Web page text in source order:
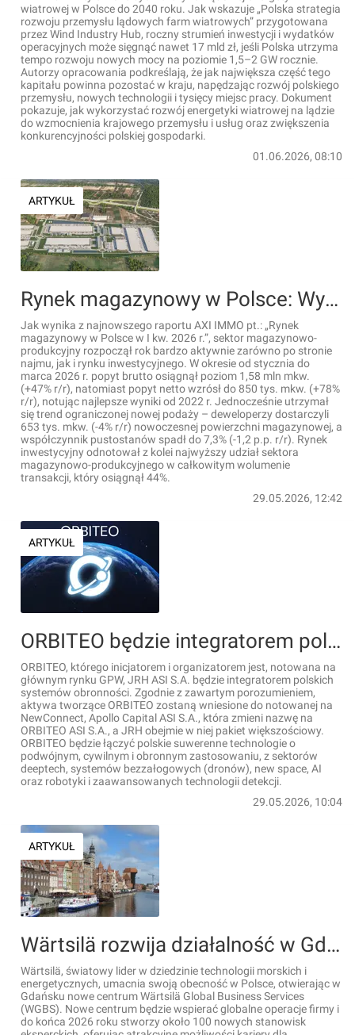
wiatrowej w Polsce do 2040 roku. Jak wskazuje „Polska strategia
rozwoju przemysłu lądowych farm wiatrowych” przygotowana
przez Wind Industry Hub, roczny strumień inwestycji i wydatków
operacyjnych może sięgnąć nawet 17 mld zł, jeśli Polska utrzyma
tempo rozwoju nowych mocy na poziomie 1,5–2 GW rocznie.
Autorzy opracowania podkreślają, że jak największa część tego
kapitału powinna pozostać w kraju, napędzając rozwój polskiego
przemysłu, nowych technologii i tysięcy miejsc pracy. Dokument
pokazuje, jak wykorzystać rozwój energetyki wiatrowej na lądzie
do wzmocnienia krajowego przemysłu i usług oraz zwiększenia
konkurencyjności polskiej gospodarki.
01.06.2026, 08:10
ARTYKUŁ
Rynek magazynowy w Polsce: Wyraźny wzrost nowych umów najmu i ekspansji [RAPORT]
Jak wynika z najnowszego raportu AXI IMMO pt.: „Rynek
magazynowy w Polsce w I kw. 2026 r.”, sektor magazynowo-
produkcyjny rozpoczął rok bardzo aktywnie zarówno po stronie
najmu, jak i rynku inwestycyjnego. W okresie od stycznia do
marca 2026 r. popyt brutto osiągnął poziom 1,58 mln mkw.
(+47% r/r), natomiast popyt netto wzrósł do 850 tys. mkw. (+78%
r/r), notując najlepsze wyniki od 2022 r. Jednocześnie utrzymał
się trend ograniczonej nowej podaży – deweloperzy dostarczyli
653 tys. mkw. (-4% r/r) nowoczesnej powierzchni magazynowej, a
współczynnik pustostanów spadł do 7,3% (-1,2 p.p. r/r). Rynek
inwestycyjny odnotował z kolei najwyższy udział sektora
magazynowo-produkcyjnego w całkowitym wolumenie
transakcji, który osiągnął 44%.
29.05.2026, 12:42
ARTYKUŁ
ORBITEO będzie integratorem polskich systemów obronności. Połączy polskie suwerenne technologie o podwójnym, cywilnym i obronnym zastosowaniu
ORBITEO, którego inicjatorem i organizatorem jest, notowana na
głównym rynku GPW, JRH ASI S.A. będzie integratorem polskich
systemów obronności. Zgodnie z zawartym porozumieniem,
aktywa tworzące ORBITEO zostaną wniesione do notowanej na
NewConnect, Apollo Capital ASI S.A., która zmieni nazwę na
ORBITEO ASI S.A., a JRH obejmie w niej pakiet większościowy.
ORBITEO będzie łączyć polskie suwerenne technologie o
podwójnym, cywilnym i obronnym zastosowaniu, z sektorów
deeptech, systemów bezzałogowych (dronów), new space, AI
oraz robotyki i zaawansowanych technologii detekcji.
29.05.2026, 10:04
ARTYKUŁ
Wärtsilä rozwija działalność w Gdańsku: nowy globalny hub usług biznesowych stworzy 100 stanowisk eksperckich
Wärtsilä, światowy lider w dziedzinie technologii morskich i
energetycznych, umacnia swoją obecność w Polsce, otwierając w
Gdańsku nowe centrum Wärtsilä Global Business Services
(WGBS). Nowe centrum będzie wspierać globalne operacje firmy i
do końca 2026 roku stworzy około 100 nowych stanowisk